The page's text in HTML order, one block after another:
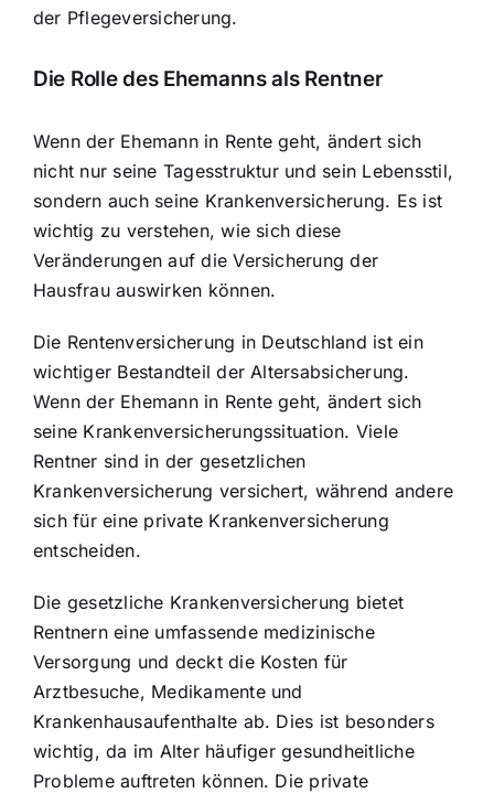
der Pflegeversicherung.
Die Rolle des Ehemanns als Rentner
Wenn der Ehemann in Rente geht, ändert sich
nicht nur seine Tagesstruktur und sein Lebensstil,
sondern auch seine Krankenversicherung. Es ist
wichtig zu verstehen, wie sich diese
Veränderungen auf die Versicherung der
Hausfrau auswirken können.
Die Rentenversicherung in Deutschland ist ein
wichtiger Bestandteil der Altersabsicherung.
Wenn der Ehemann in Rente geht, ändert sich
seine Krankenversicherungssituation. Viele
Rentner sind in der gesetzlichen
Krankenversicherung versichert, während andere
sich für eine private Krankenversicherung
entscheiden.
Die gesetzliche Krankenversicherung bietet
Rentnern eine umfassende medizinische
Versorgung und deckt die Kosten für
Arztbesuche, Medikamente und
Krankenhausaufenthalte ab. Dies ist besonders
wichtig, da im Alter häufiger gesundheitliche
Probleme auftreten können. Die private